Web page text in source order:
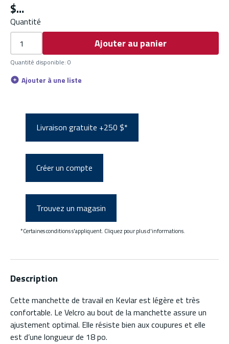
$
Quantité
Ajouter au panier
Quantité disponible: 0
Ajouter à une liste
Livraison gratuite +250 $*
Créer un compte
Trouvez un magasin
*Certaines conditions s'appliquent. Cliquez pour plus d'informations.
Description
Cette manchette de travail en Kevlar est légère et très
confortable. Le Velcro au bout de la manchette assure un
ajustement optimal. Elle résiste bien aux coupures et elle
est d’une longueur de 18 po.